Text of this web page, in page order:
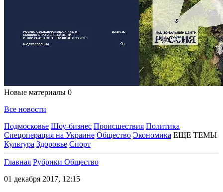
Новые материалы 0
Все новости
Подмосковье Шоу-бизнес Происшествия Политика
Спецоперация на Украине Общество Экономика ЕЩЕ ТЕМЫ
Культура Здоровье Спорт
Главная Рубрики Общество
01 декабря 2017, 12:15